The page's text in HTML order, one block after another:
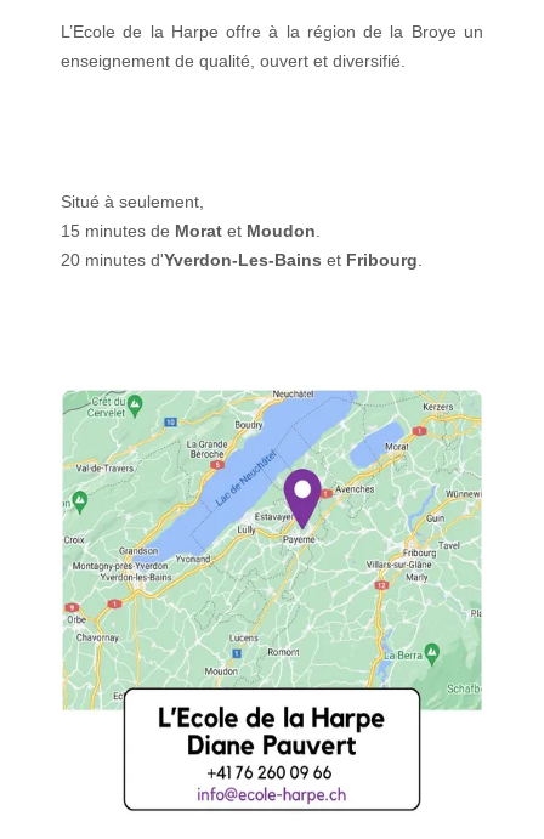
L’Ecole de la Harpe offre à la région de la Broye un
enseignement de qualité, ouvert et diversifié.
Situé à seulement,
15 minutes de Morat et Moudon
20 minutes d'Yverdon-Les-Bains et Fribourg